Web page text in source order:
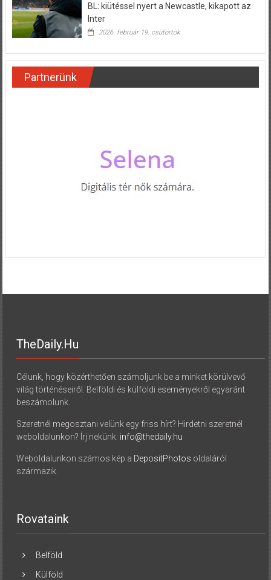
BL: kiütéssel nyert a Newcastle, kikapott az
Inter
2026. február 19. csütörtök
Partnerünk
TheDaily.hu
Célunk, hogy közérthetően számoljunk be a minket körülvevő
világ történéseiről. Belföldi és külföldi eseményekről egyaránt
beszámolunk.
Szeretnél megosztani velünk egy friss hírt? Hirdetni szeretnél
weboldalunkon? Írj nekünk: info@thedaily.hu
Weboldalunkon számos kép a DepositPhotos oldaláról
származik.
Rovataink
Belföld
Külföld